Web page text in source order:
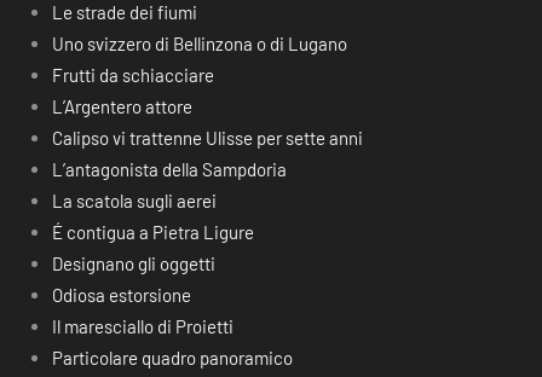
Le strade dei fiumi
Uno svizzero di Bellinzona o di Lugano
Frutti da schiacciare
L’Argentero attore
Calipso vi trattenne Ulisse per sette anni
L’antagonista della Sampdoria
La scatola sugli aerei
É contigua a Pietra Ligure
Designano gli oggetti
Odiosa estorsione
Il maresciallo di Proietti
Particolare quadro panoramico